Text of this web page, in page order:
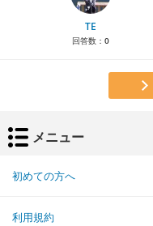
TE
回答数： 0
メニュー
初めての方へ
利用規約